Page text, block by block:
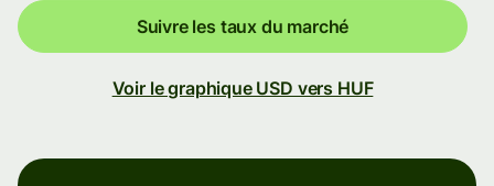
Suivre les taux du marché
Voir le graphique USD vers HUF